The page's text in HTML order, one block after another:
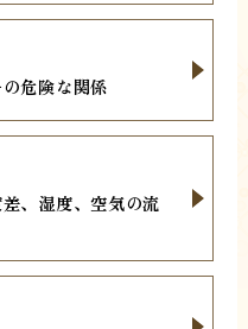
危険な関係
、湿度、空気の流